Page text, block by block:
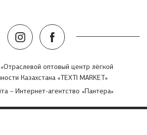
оптовый центр лёгкой
Казахстана «TEXTI MARKET»
– Интернет-агентство «Пантера»